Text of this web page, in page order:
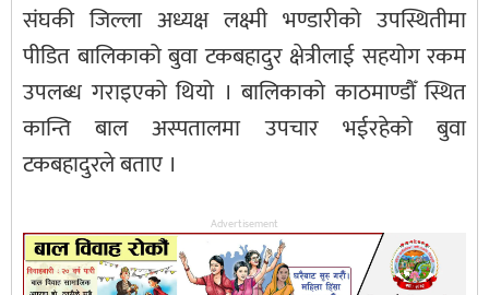
संघकी जिल्ला अध्यक्ष लक्ष्मी भण्डारीको उपस्थितीमा
पीडित बालिकाको बुवा टकबहादुर क्षेत्रीलाई सहयोग रकम
उपलब्ध गराइएको थियो । बालिकाको काठमाण्डौँ स्थित
कान्ति बाल अस्पतालमा उपचार भईरहेको बुवा
टकबहादुरले बताए ।
Advertisement